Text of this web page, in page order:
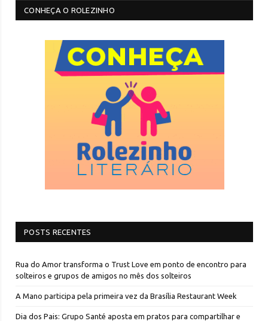
CONHEÇA O ROLEZINHO
POSTS RECENTES
Rua do Amor transforma o Trust Love em ponto de encontro para
solteiros e grupos de amigos no mês dos solteiros
A Mano participa pela primeira vez da Brasília Restaurant Week
Dia dos Pais: Grupo Santé aposta em pratos para compartilhar e